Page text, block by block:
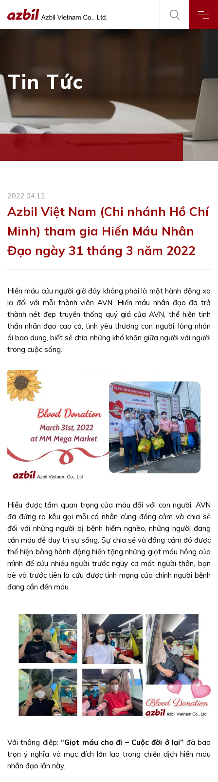
Tin Tức
2022.04.12
Azbil Việt Nam (Chi nhánh Hồ Chí
Minh) tham gia Hiến Máu Nhân
Đạo ngày 31 tháng 3 năm 2022
Hiến máu cứu người giờ đây không phải là một hành động xa
lạ đối với mỗi thành viên AVN. Hiến máu nhân đạo đã trở
thành nét đẹp truyền thống quý giá của AVN, thể hiện tinh
thần nhân đạo cao cả, tình yêu thương con người, lòng nhân
ái bao dung, biết sẻ chia những khó khăn giữa người với người
trong cuộc sống.
Hiểu được tầm quan trọng của máu đối với con người, AVN
đã đứng ra kêu gọi mỗi cá nhân cùng đồng cảm và chia sẻ
đối với những người bị bệnh hiểm nghèo, những người đang
cần máu để duy trì sự sống. Sự chia sẻ và đồng cảm đó được
thể hiện bằng hành động hiến tặng những giọt máu hồng của
mình để cứu nhiều người trước nguy cơ mất người thân, bạn
bè và trước tiên là cứu được tính mạng của chính người bệnh
đang cần đến máu.
Với thông điệp: “Giọt máu cho đi – Cuộc đời ở lại” đã bao
trọn ý nghĩa và mục đích lớn lao trong chiến dịch hiến máu
nhân đạo lần này.